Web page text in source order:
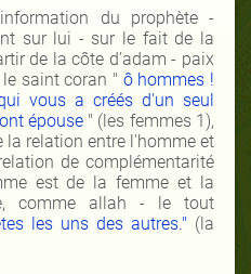
du prophète -
sur lui - sur le fait de la
de la côte d'adam - paix
saint coran " ô hommes !
vous a créés d'un seul
épouse " (les femmes 1),
la relation entre l'homme et
de complémentarité
est de la femme et la
comme allah - le tout
les uns des autres." (la